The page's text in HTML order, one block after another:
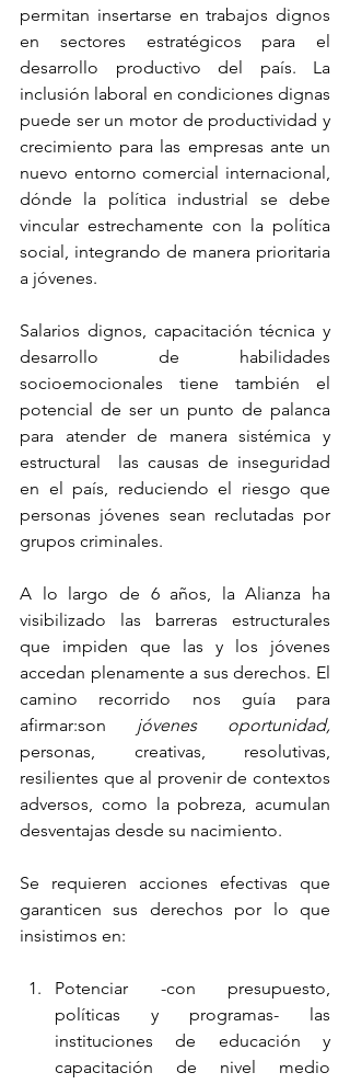
permitan insertarse en trabajos dignos
en sectores estratégicos para el
desarrollo productivo del país. La
inclusión laboral en condiciones dignas
puede ser un motor de productividad y
crecimiento para las empresas ante un
nuevo entorno comercial internacional,
dónde la política industrial se debe
vincular estrechamente con la política
social, integrando de manera prioritaria
a jóvenes.
Salarios dignos, capacitación técnica y
desarrollo de habilidades
socioemocionales tiene también el
potencial de ser un punto de palanca
para atender de manera sistémica y
estructural  las causas de inseguridad
en el país, reduciendo el riesgo que
personas jóvenes sean reclutadas por
grupos criminales.
A lo largo de 6 años, la Alianza ha
visibilizado las barreras estructurales
que impiden que las y los jóvenes
accedan plenamente a sus derechos. El
camino recorrido nos guía para
afirmar:son
personas, creativas, resolutivas,
resilientes que al provenir de contextos
adversos, como la pobreza, acumulan
desventajas desde su nacimiento.
Se requieren acciones efectivas que
garanticen sus derechos por lo que
insistimos en:
Potenciar -con presupuesto,
políticas y programas- las
instituciones de educación y
capacitación de nivel medio